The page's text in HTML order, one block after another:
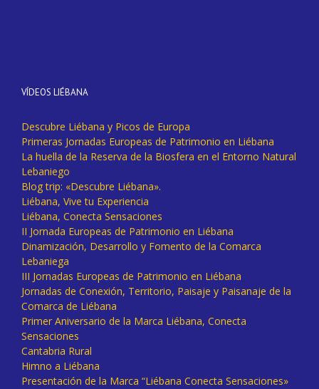
VÍDEOS LIÉBANA
Descubre Liébana y Picos de Europa
Primeras Jornadas Europeas de Patrimonio en Liébana
La huella de la Reserva de la Biosfera en el Entorno Natural
Lebaniego
Blog trip: «Descubre Liébana».
Liébana, Vive tu Experiencia
Liébana, Conecta Sensaciones
II Jornada Europeas de Patrimonio en Liébana
Dinamización, Desarrollo y Fomento de la Comarca
Lebaniega
III Jornadas Europeas de Patrimonio en Liébana
Jornadas de Conexión, Territorio, Paisaje y Paisanaje de la
Comarca de Liébana
Primer Aniversario de la Marca Liébana, Conecta
Sensaciones
Cantabria Rural
Himno a Liébana
Presentación de la Marca “Liébana Conecta Sensaciones»